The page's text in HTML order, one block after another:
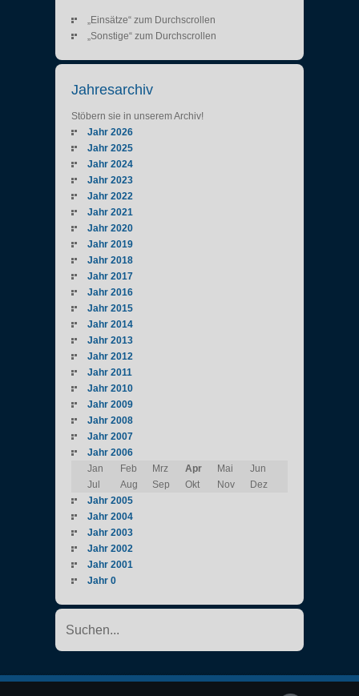
„Einsätze“ zum Durchscrollen
„Sonstige“ zum Durchscrollen
Jahresarchiv
Stöbern sie in unserem Archiv!
Jahr 2026
Jahr 2025
Jahr 2024
Jahr 2023
Jahr 2022
Jahr 2021
Jahr 2020
Jahr 2019
Jahr 2018
Jahr 2017
Jahr 2016
Jahr 2015
Jahr 2014
Jahr 2013
Jahr 2012
Jahr 2011
Jahr 2010
Jahr 2009
Jahr 2008
Jahr 2007
Jahr 2006
Jan
Feb Mrz Apr Mai
Jun
Jul
Aug Sep Okt Nov
Dez
Jahr 2005
Jahr 2004
Jahr 2003
Jahr 2002
Jahr 2001
Jahr 0